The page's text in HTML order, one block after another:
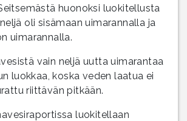
huonoksi luokitellusta
oli sisämaan uimarannalla ja
uimarannalla.
vain neljä uutta uimarantaa
luokkaa, koska veden laatua ei
riittävän pitkään.
luokitellaan